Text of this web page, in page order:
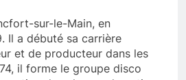
sur-le-Main, en
Il a débuté sa carrière
et de producteur dans les
il forme le groupe disco